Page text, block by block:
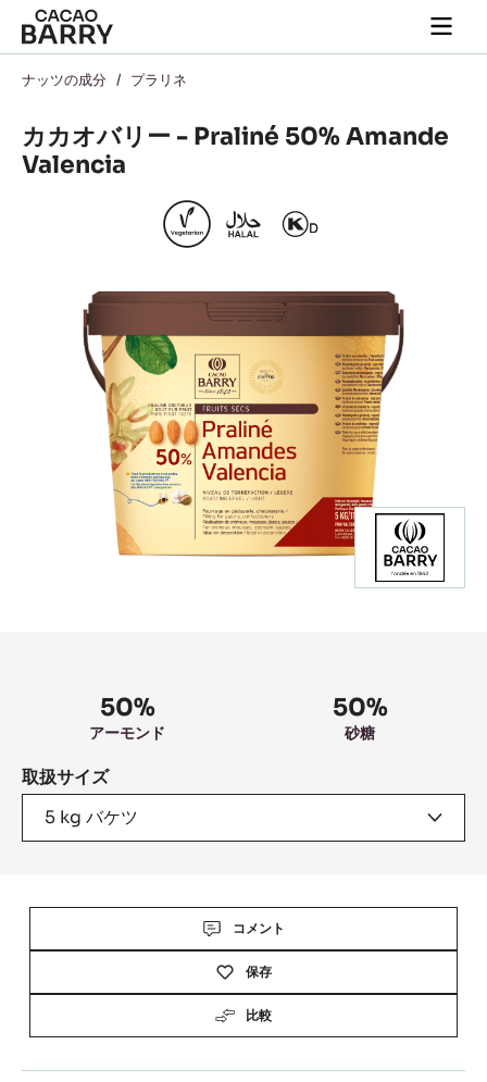
Skip to main content
main
ナッツの成分 / プラリネ
カカオバリー - Praliné 50% Amande
Valencia
50%
アーモンド
50%
砂糖
取扱サイズ
5 kg バケツ
コメント
保存
比較